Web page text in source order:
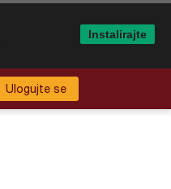
Ulogujte se
Instalirajte